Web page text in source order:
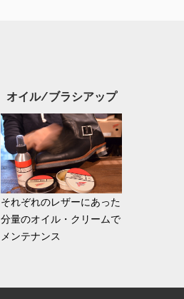
オイル/ブラシアップ
それぞれのレザーにあった
分量のオイル・クリームで
メンテナンス